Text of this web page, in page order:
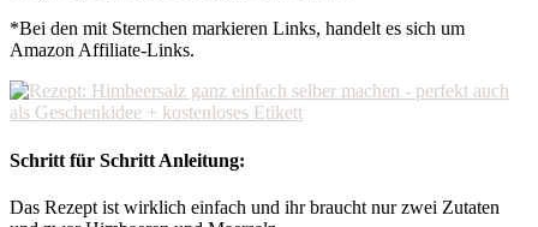
*Bei den mit Sternchen markieren Links, handelt es sich um
Amazon Affiliate-Links.
Schritt für Schritt Anleitung:
Das Rezept ist wirklich einfach und ihr braucht nur zwei Zutaten